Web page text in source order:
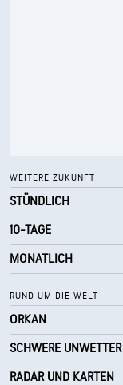
WEITERE ZUKUNFT
STÜNDLICH
10-TAGE
MONATLICH
RUND UM DIE WELT
ORKAN
SCHWERE UNWETTER
RADAR UND KARTEN